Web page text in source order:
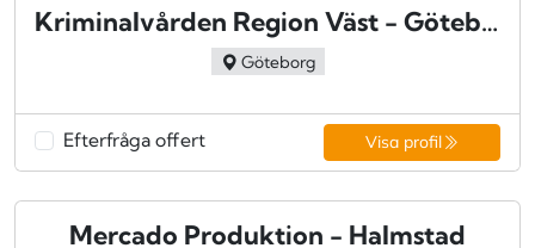
Kriminalvården Region Väst - Göteborg
Göteborg
Efterfråga offert Visa profil
Mercado Produktion - Halmstad